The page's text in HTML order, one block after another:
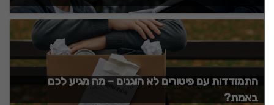
התמודדות עם פיטורים לא הוגנים – מה מגיע לכם
באמת?